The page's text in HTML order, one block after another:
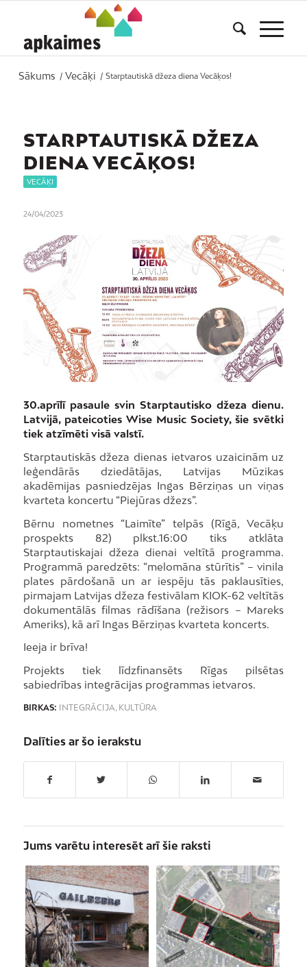
Sākums / Vecāķi / Starptautiskā džeza diena Vecāķos!
STARPTAUTISKĀ DŽEZA
DIENA VECĀĶOS!
VECĀĶI
24/04/2023
30.aprīlī pasaule svin Starptautisko džeza dienu.
Latvijā, pateicoties Wise Music Society, šie svētki
tiek atzīmēti visā valstī.
Starptautiskās džeza dienas ietvaros uzaicinām uz
leģendārās dziedātājas, Latvijas Mūzikas
akadēmijas pasniedzējas Ingas Bērziņas un viņas
kvarteta koncertu “Piejūras džezs”.
Bērnu nometnes “Laimīte” telpās (Rīgā, Vecāķu
prospekts 82) plkst.16:00 tiks atklāta
Starptautiskajai džeza dienai veltītā programma.
Programmā paredzēts: “melomāna stūrītis” – vinila
plates pārdošanā un ar iespēju tās paklausīties,
pirmajam Latvijas džeza festivālam KIOK-62 veltītās
dokumentālās filmas rādīšana (režisors – Mareks
Ameriks), kā arī Ingas Bērziņas kvarteta koncerts.
Ieeja ir brīva!
Projekts tiek līdzfinansēts Rīgas pilsētas
sabiedrības integrācijas programmas ietvaros.
BIRKAS: INTEGRĀCIJA, KULTŪRA
Dalīties ar šo ierakstu
Jums varētu interesēt arī šie raksti